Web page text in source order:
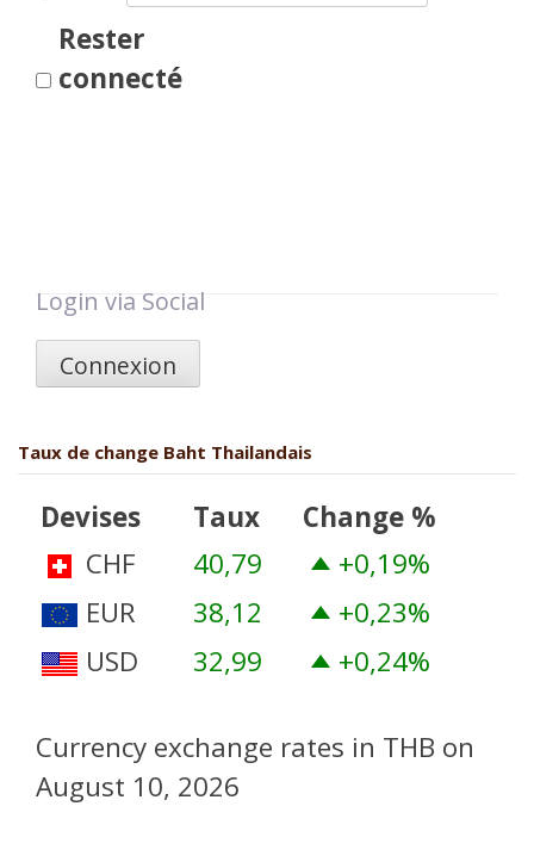
Rester
connecté
Login via Social
Connexion
Taux de change Baht Thailandais
Devises Taux
Change %
CHF
40,79 +0,19%
EUR
38,12 +0,23%
USD
32,99 +0,24%
Currency exchange rates in THB on
August 10, 2026